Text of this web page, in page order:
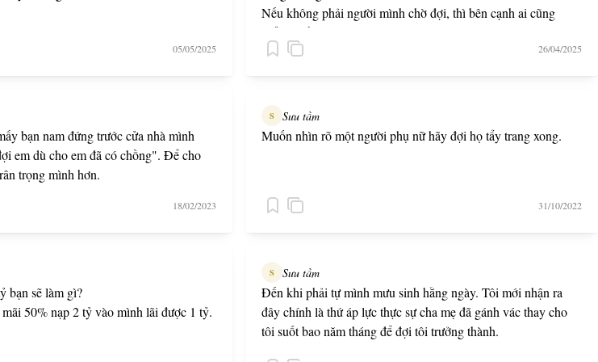
05/05/2025
Nếu không phải người mình chờ đợi, thì bên cạnh ai cũng
chẳng thấy bình yên.
26/04/2025
bạn nam đứng trước cửa nhà mình
em dù cho em đã có chồng". Để cho
trọng mình hơn.
18/02/2023
S Sưu tầm
Muốn nhìn rõ một người phụ nữ hãy đợi họ tẩy trang xong.
31/10/2022
bạn sẽ làm gì?
50% nạp 2 tỷ vào mình lãi được 1 tỷ.
S Sưu tầm
Đến khi phải tự mình mưu sinh hằng ngày. Tôi mới nhận ra
đây chính là thứ áp lực thực sự cha mẹ đã gánh vác thay cho
tôi suốt bao năm tháng để đợi tôi trưởng thành.